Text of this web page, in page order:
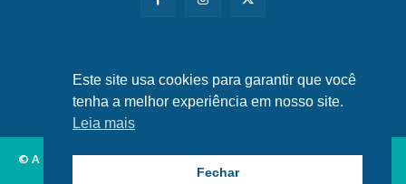
© A Hora Alagoas.
Este site usa cookies para garantir que você
tenha a melhor experiência em nosso site.
Leia mais
Fechar